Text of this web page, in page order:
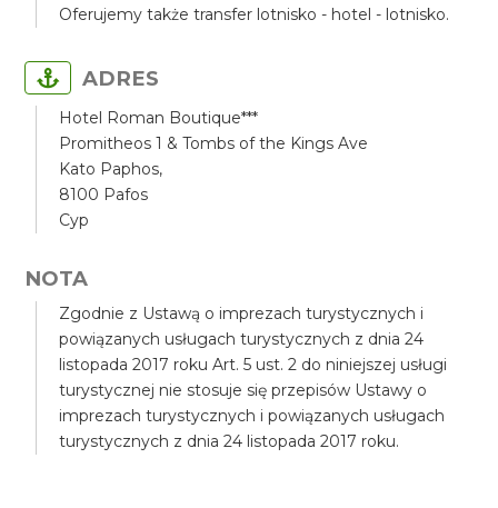
Oferujemy także transfer lotnisko - hotel - lotnisko.
ADRES
Hotel Roman Boutique***
Promitheos 1 & Tombs of the Kings Ave
Kato Paphos,
8100 Pafos
Cyp
NOTA
Zgodnie z Ustawą o imprezach turystycznych i
powiązanych usługach turystycznych z dnia 24
listopada 2017 roku Art. 5 ust. 2 do niniejszej usługi
turystycznej nie stosuje się przepisów Ustawy o
imprezach turystycznych i powiązanych usługach
turystycznych z dnia 24 listopada 2017 roku.